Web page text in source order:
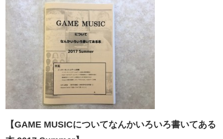
【GAME MUSICについてなんかいろいろ書いてある